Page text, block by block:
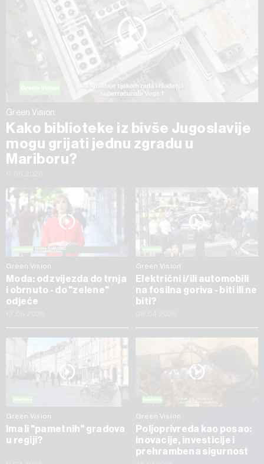
Green Vision
Kako biblioteke iz bivše Jugoslavije
mogu grijati jednu zgradu u
Mariboru?
Green Vision
Moda: od zvijezda do trnja
i obrnuto - do "zelene"
odjeće
Green Vision
Električni i/ili automobili
na fosilna goriva - biti ili ne
biti?
Green Vision
Ima li "pametnih" gradova
u regiji?
Green Vision
Poljoprivreda kao posao:
inovacije, investicije i
prehrambena sigurnost